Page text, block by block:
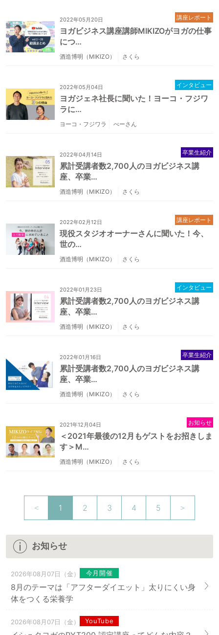
2022年05月20日
ヨガビジネス講座講師MIKIZOがヨガの仕事
につ…
酒造博明（MIKIZO） さくら
講座レポート
2022年05月04日
ヨガジェネ社長に聞いた！ヨーコ・フジワ
ラに…
ヨーコ・フジワラ べーさん
インタビュー
2022年04月14日
累計受講者数2,700人のヨガビジネス講
座、卒業…
酒造博明（MIKIZO） さくら
卒業生紹介
2022年02月12日
現役スタジオオーナーさんに聞いた！今、
世の…
酒造博明（MIKIZO） さくら
講座レポート
2022年01月23日
累計受講者数2,700人のヨガビジネス講
座、卒業…
酒造博明（MIKIZO） さくら
インタビュー
2022年01月16日
累計受講者数2,700人のヨガビジネス講
座、卒業…
酒造博明（MIKIZO） さくら
卒業生紹介
2021年12月04日
＜2021年最後の12月もゲストをお招きしま
す＞M…
酒造博明（MIKIZO） さくら
お知らせ
1 2 3 4 5
お知らせ
2026年08月07日（金） 今月開催
8月のテーマは「アフターダイエット」太りにくい身
体をつくる栄養学
2026年08月07日（金） YouTube